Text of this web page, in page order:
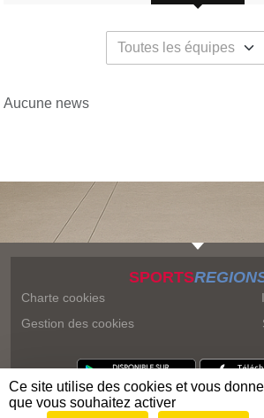
Aucune news
SPORTS
Charte cookies
Gestion des cookies
Ce site utilise des cookies et vous
que vous souhaitez activer